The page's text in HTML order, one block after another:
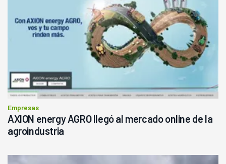
Empresas
AXION energy AGRO llegó al mercado online de la
agroindustria